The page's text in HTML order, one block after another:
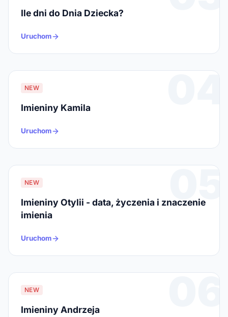
Ile dni do Dnia Dziecka?
Uruchom
04
NEW
Imieniny Kamila
Uruchom
05
NEW
Imieniny Otylii - data, życzenia i znaczenie
imienia
Uruchom
06
NEW
Imieniny Andrzeja